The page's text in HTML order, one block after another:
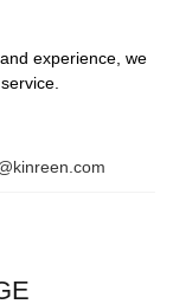
experience, we